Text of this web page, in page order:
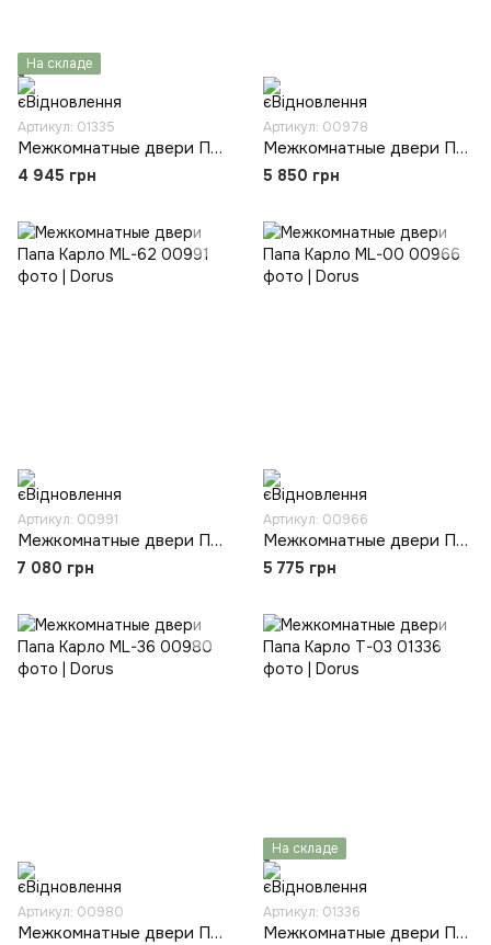
На складе
Артикул: 01335
Межкомнатные двери Папа Карло T-02
4 945 грн
Артикул: 00978
Межкомнатные двери Папа Карло ML-20
5 850 грн
Артикул: 00991
Межкомнатные двери Папа Карло ML-62
7 080 грн
Артикул: 00966
Межкомнатные двери Папа Карло ML-00
5 775 грн
Артикул: 00980
Межкомнатные двери Папа Карло ML-36
На складе
Артикул: 01336
Межкомнатные двери Папа Карло T-03